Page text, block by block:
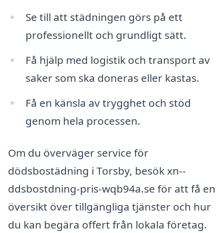
Se till att städningen görs på ett
professionellt och grundligt sätt.
Få hjälp med logistik och transport av
saker som ska doneras eller kastas.
Få en känsla av trygghet och stöd
genom hela processen.
Om du överväger service för
dödsbostädning i Torsby, besök xn--
ddsbostdning-pris-wqb94a.se för att få en
översikt över tillgängliga tjänster och hur
du kan begära offert från lokala företag.